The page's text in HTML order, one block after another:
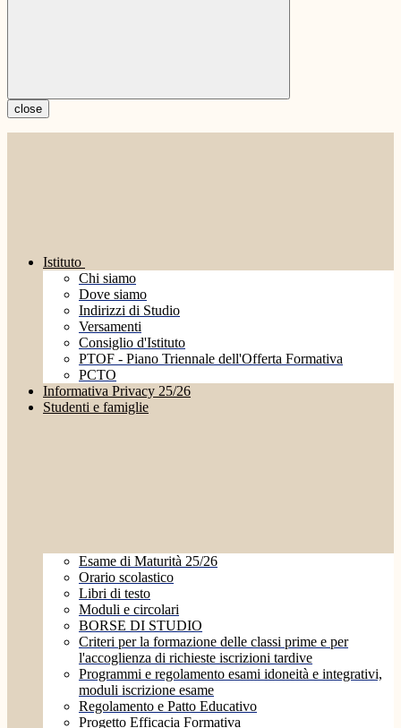
close
Istituto
Chi siamo
Dove siamo
Indirizzi di Studio
Versamenti
Consiglio d'Istituto
PTOF - Piano Triennale dell'Offerta Formativa
PCTO
Informativa Privacy 25/26
Studenti e famiglie
Esame di Maturità 25/26
Orario scolastico
Libri di testo
Moduli e circolari
BORSE DI STUDIO
Criteri per la formazione delle classi prime e per
l'accoglienza di richieste iscrizioni tardive
Programmi e regolamento esami idoneità e integrativi,
moduli iscrizione esame
Regolamento e Patto Educativo
Progetto Efficacia Formativa